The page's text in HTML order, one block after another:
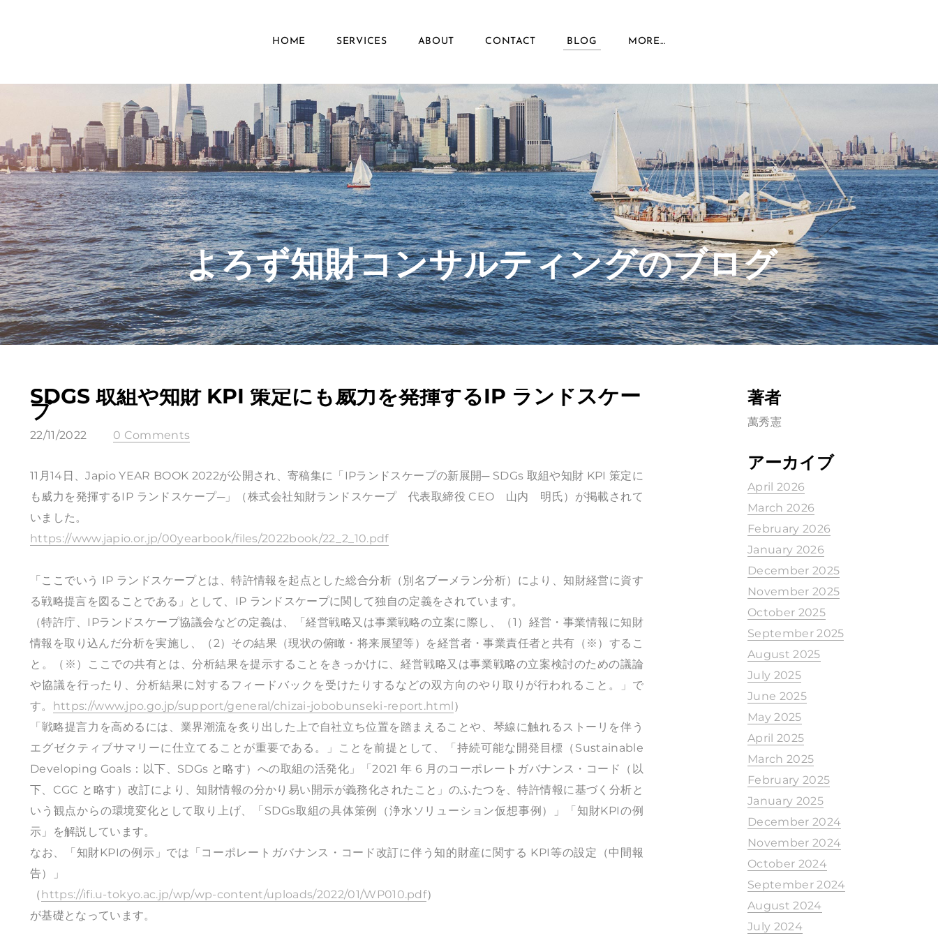
HOME SERVICES ABOUT CONTACT BLOG MORE...
​よろず知財コンサルティングのブログ
SDGS 取組や知財 KPI 策定にも威力を発揮するIP ランドスケー
プ
22/11/2022 0 Comments
11月14日、Japio YEAR BOOK 2022が公開され、寄稿集に「IPランドスケープの新展開─ SDGs 取組や知財 KPI 策定に
も威力を発揮するIP ランドスケープ─」（株式会社知財ランドスケープ 代表取締役 CEO 山内 明氏）が掲載されて
いました。
https://www.japio.or.jp/00yearbook/files/2022book/22_2_10.pdf
「ここでいう IP ランドスケープとは、特許情報を起点とした総合分析（別名ブーメラン分析）により、知財経営に資す
る戦略提言を図ることである」として、IP ランドスケープに関して独自の定義をされています。
（特許庁、IPランドスケープ協議会などの定義は、「経営戦略又は事業戦略の立案に際し、（1）経営・事業情報に知財
情報を取り込んだ分析を実施し、（2）その結果（現状の俯瞰・将来展望等）を経営者・事業責任者と共有（※）するこ
と。（※）ここでの共有とは、分析結果を提示することをきっかけに、経営戦略又は事業戦略の立案検討のための議論
や協議を行ったり、分析結果に対するフィードバックを受けたりするなどの双方向のやり取りが行われること。」で
す。 https://www.jpo.go.jp/support/general/chizai-jobobunseki-report.html）
「戦略提言力を高めるには、業界潮流を炙り出した上で自社立ち位置を踏まえることや、琴線に触れるストーリを伴う
エグゼクティブサマリーに仕立てることが重要である。」ことを前提として、「持続可能な開発目標（Sustainable
Developing Goals：以下、SDGs と略す）への取組の活発化」「2021 年 6 月のコーポレートガバナンス・コード（以
下、CGC と略す）改訂により、知財情報の分かり易い開示が義務化されたこと」のふたつを、特許情報に基づく分析と
いう観点からの環境変化として取り上げ、「SDGs取組の具体策例（浄水ソリューション仮想事例）」「知財KPIの例
示」を解説しています。
なお、「知財KPIの例示」では「コーポレートガバナンス・コード改訂に伴う知的財産に関する KPI等の設定（中間報
告）」
（https://ifi.u-tokyo.ac.jp/wp/wp-content/uploads/2022/01/WP010.pdf）
​が基礎となっています。
著者
萬秀憲
アーカイブ
April 2026
March 2026
February 2026
January 2026
December 2025
November 2025
October 2025
September 2025
August 2025
July 2025
June 2025
May 2025
April 2025
March 2025
February 2025
January 2025
December 2024
November 2024
October 2024
September 2024
August 2024
July 2024